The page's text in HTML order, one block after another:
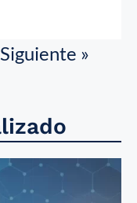
Siguiente »